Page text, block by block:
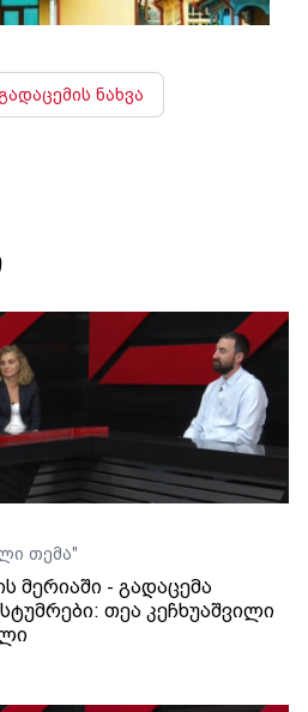
ნახვა
თემა"
მერიაში - გადაცემა
თეა კეჩხუაშვილი